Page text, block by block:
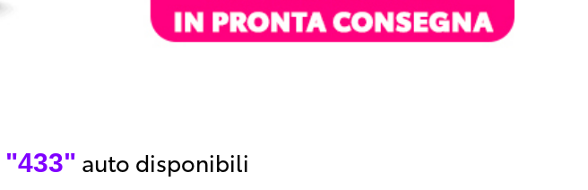
"433" auto disponibili